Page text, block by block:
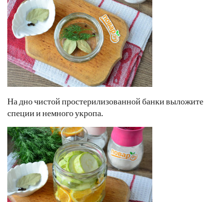
На дно чистой простерилизованной банки выложите
специи и немного укропа.